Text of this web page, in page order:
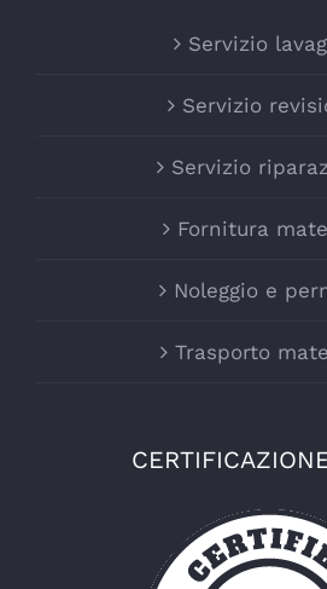
Servizio
Servizio
Servizio
Fornitura
Noleggio e
Trasporto